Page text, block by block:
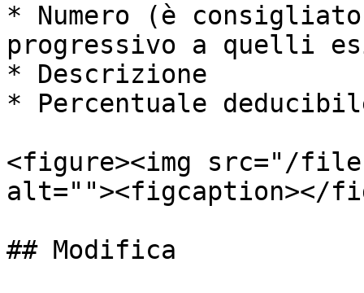
* Numero (è
progressivo a quelli
* Descrizione
* Percentuale
<figure><img src="/files/
alt=""><figcaption></
## Modifica